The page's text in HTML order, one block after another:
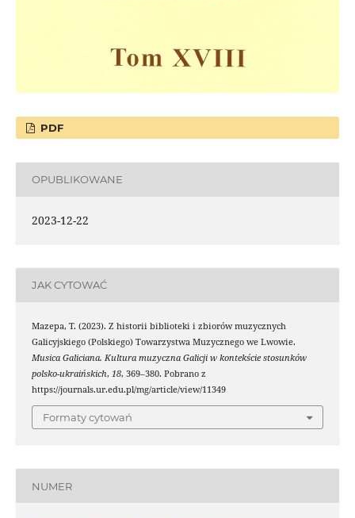
PDF
OPUBLIKOWANE
2023-12-22
JAK CYTOWAĆ
Mazepa, T. (2023). Z historii biblioteki i zbiorów muzycznych
Galicyjskiego (Polskiego) Towarzystwa Muzycznego we Lwowie.
Musica Galiciana. Kultura muzyczna Galicji w kontekście stosunków
polsko-ukraińskich, 18, 369–380. Pobrano z
https://journals.ur.edu.pl/mg/article/view/11349
Formaty cytowań
NUMER